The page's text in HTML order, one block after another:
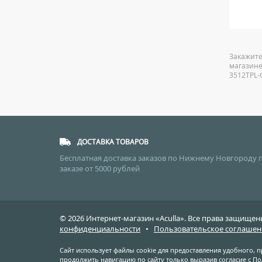
ДОСТАВКА ТОВАРОВ
Бесплатная доставка заказов по Нижнему Новгороду
заказе от 5000 рублей
© 2026 Интернет-магазин «Aculla». Все права
конфиденциальности • Пользовательское
Сайт использует файлы cookie для предоставления
продолжить навигацию по сайту только выразив согласие с